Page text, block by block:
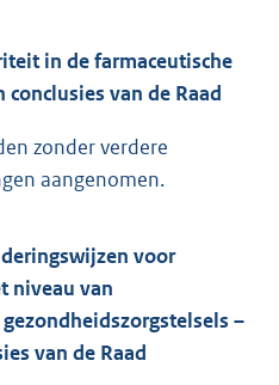
in de farmaceutische
van de Raad
zonder verdere
aangenomen.
voor
niveau van
–
van de Raad